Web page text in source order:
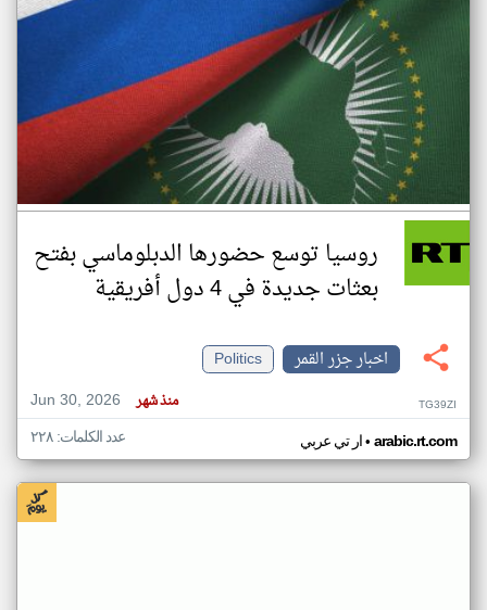
روسيا توسع حضورها الدبلوماسي بفتح
بعثات جديدة في 4 دول أفريقية
اخبار جزر القمر
Politics
Jun 30, 2026
منذ شهر TG39ZI
ار تي عربي• arabic.rt.com عدد الكلمات: ٢٢٨